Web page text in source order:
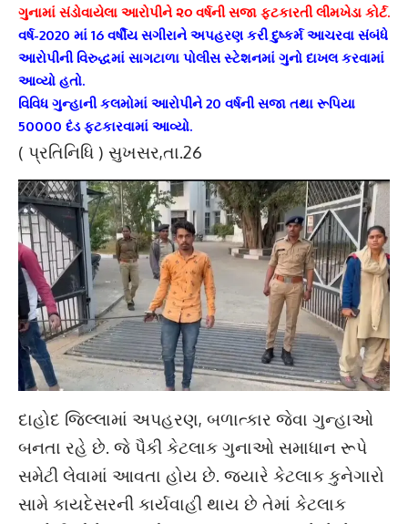
ગુનામાં સંડોવાયેલા આરોપીને ૨૦ વર્ષની સજા ફટકારતી લીમખેડા કોર્ટ.
વર્ષ-2020 માં 16 વર્ષીય સગીરાને અપહરણ કરી દુષ્કર્મ આચરવા સંબંધે
આરોપીની વિરુદ્ધમાં સાગટાળા પોલીસ સ્ટેશનમાં ગુનો દાખલ કરવામાં
આવ્યો હતો.
વિવિધ ગુન્હાની કલમોમાં આરોપીને 20 વર્ષની સજા તથા રૂપિયા
50000 દંડ ફટકારવામાં આવ્યો.
( પ્રતિનિધિ ) સુખસર,તા.26
દાહોદ જિલ્લામાં અપહરણ, બળાત્કાર જેવા ગુન્હાઓ
બનતા રહે છે. જે પૈકી કેટલાક ગુનાઓ સમાધાન રૂપે
સમેટી લેવામાં આવતા હોય છે. જ્યારે કેટલાક કુનેગારો
સામે કાયદેસરની કાર્યવાહી થાય છે તેમાં કેટલાક